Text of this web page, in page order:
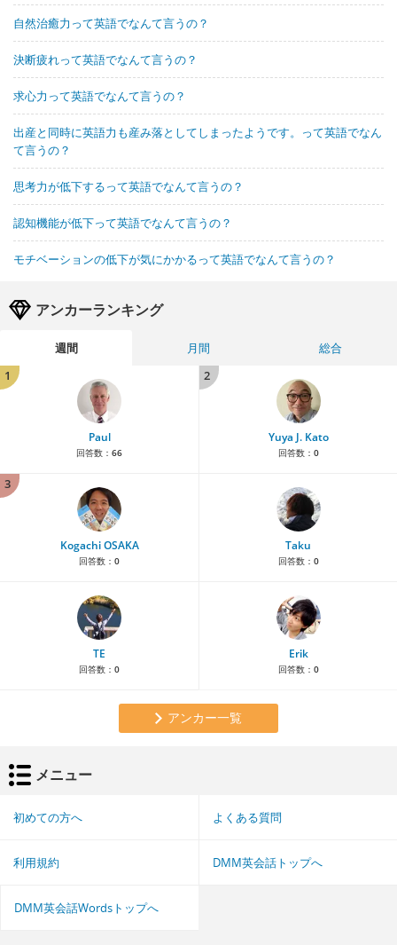
自然治癒力って英語でなんて言うの？
決断疲れって英語でなんて言うの？
求心力って英語でなんて言うの？
出産と同時に英語力も産み落としてしまったようです。って英語でなん
て言うの？
思考力が低下するって英語でなんて言うの？
認知機能が低下って英語でなんて言うの？
モチベーションの低下が気にかかるって英語でなんて言うの？
アンカーランキング
週間 月間
総合
1
Paul
回答数： 66
2
Yuya J. Kato
回答数： 0
3
Kogachi OSAKA
回答数： 0
Taku
回答数： 0
TE
回答数： 0
Erik
回答数： 0
アンカー一覧
メニュー
初めての方へ よくある質問
利用規約 DMM英会話トップへ
DMM英会話Wordsトップへ